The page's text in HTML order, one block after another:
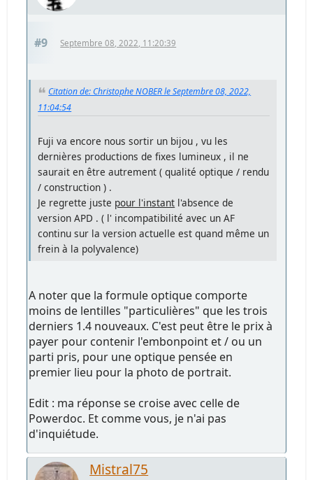
#9 Septembre 08, 2022, 11:20:39
Citation de: Christophe NOBER le Septembre 08, 2022,
11:04:54
Fuji va encore nous sortir un bijou , vu les
dernières productions de fixes lumineux , il ne
saurait en être autrement ( qualité optique / rendu
/ construction ) .
Je regrette juste pour l'instant l'absence de
version APD . ( l' incompatibilité avec un AF
continu sur la version actuelle est quand même un
frein à la polyvalence)
A noter que la formule optique comporte
moins de lentilles "particulières" que les trois
derniers 1.4 nouveaux. C'est peut être le prix à
payer pour contenir l'embonpoint et / ou un
parti pris, pour une optique pensée en
premier lieu pour la photo de portrait.
Edit : ma réponse se croise avec celle de
Powerdoc. Et comme vous, je n'ai pas
d'inquiétude.
Mistral75